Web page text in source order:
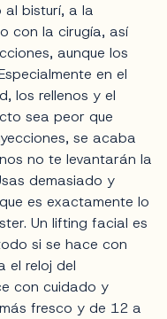
al bisturí, a la
con la cirugía, así
aunque los
en el
los rellenos y el
sea peor que
se acaba
no te levantarán la
demasiado y
es exactamente lo
Un lifting facial es
si se hace con
el reloj del
con cuidado y
fresco y de 12 a